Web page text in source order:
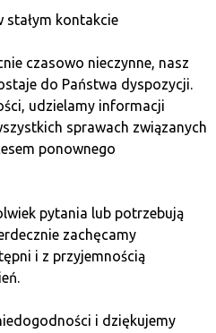
WIĘCEJ
ceny kryptowalut
inwestorów
na rynku.
stałym kontakcie
czasowo nieczynne, nasz
do Państwa dyspozycji.
udzielamy informacji
sprawach związanych
ponownego
pytania lub potrzebują
zachęcamy
i z przyjemnością
i dziękujemy